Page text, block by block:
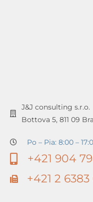
J&J consulting s.r.o.
Bottova 5, 811 09
Po – Pia: 8:00 –
+421 904
+421 2 6383